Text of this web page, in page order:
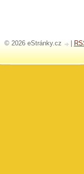
© 2026 eStránky.cz